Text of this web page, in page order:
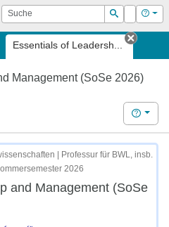
Suche
Suchen
Login Hilfe
Essentials of Leadersh...
Tab
Management (SoSe 2026)
Hilfe
| Professur für BWL, insb.
2026
and Management (SoSe